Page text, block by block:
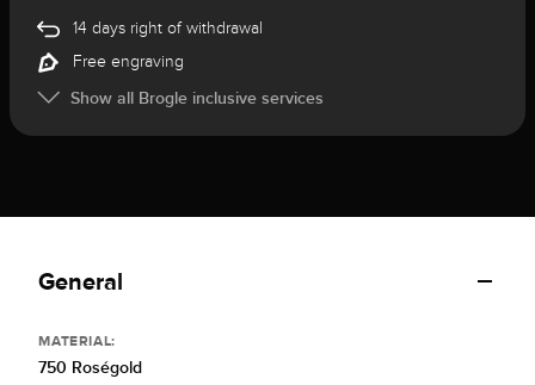
14 days right of withdrawal
Free engraving
Show all Brogle inclusive services
General
MATERIAL:
750 Roségold